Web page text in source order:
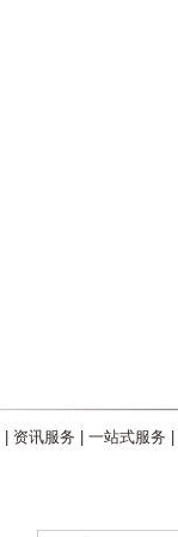
资讯服务 一站式服务